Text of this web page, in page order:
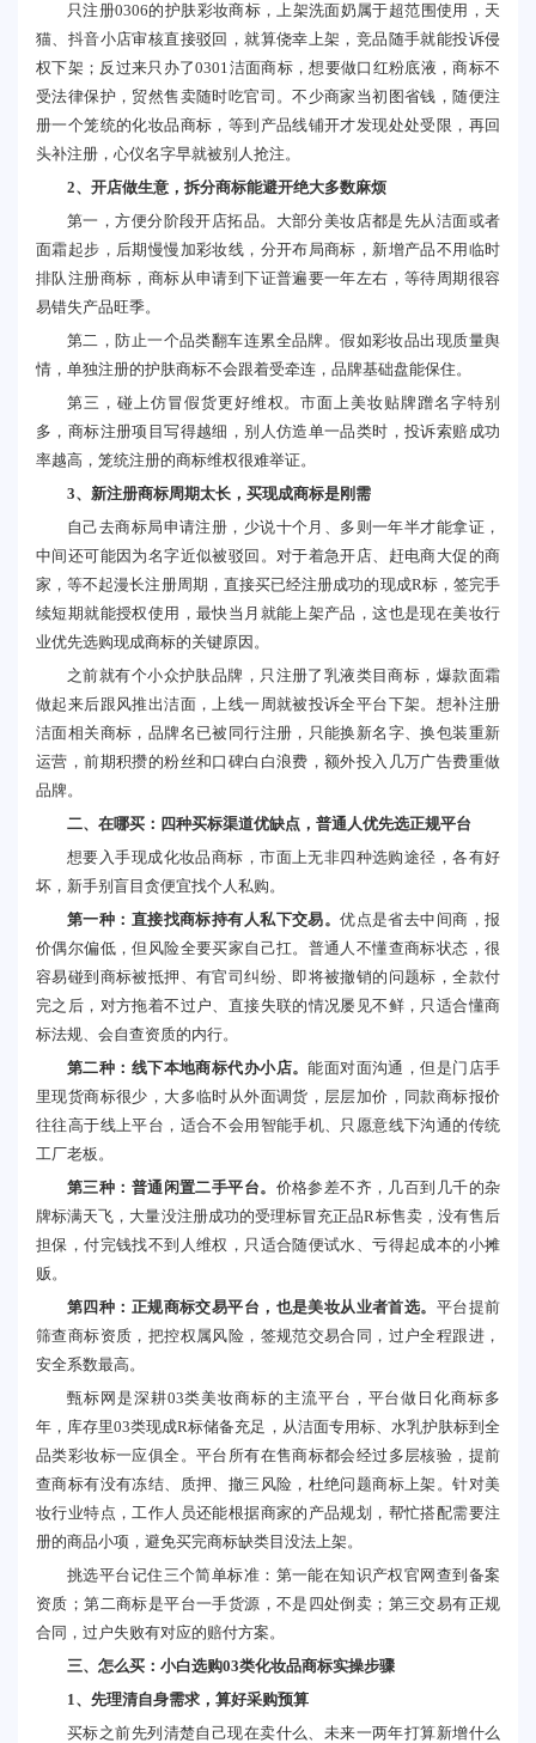
只注册0306的护肤彩妆商标，上架洗面奶属于超范围使用，天
猫、抖音小店审核直接驳回，就算侥幸上架，竞品随手就能投诉侵
权下架；反过来只办了0301洁面商标，想要做口红粉底液，商标不
受法律保护，贸然售卖随时吃官司。不少商家当初图省钱，随便注
册一个笼统的化妆品商标，等到产品线铺开才发现处处受限，再回
头补注册，心仪名字早就被别人抢注。
2、开店做生意，拆分商标能避开绝大多数麻烦
第一，方便分阶段开店拓品。大部分美妆店都是先从洁面或者
面霜起步，后期慢慢加彩妆线，分开布局商标，新增产品不用临时
排队注册商标，商标从申请到下证普遍要一年左右，等待周期很容
易错失产品旺季。
第二，防止一个品类翻车连累全品牌。假如彩妆品出现质量舆
情，单独注册的护肤商标不会跟着受牵连，品牌基础盘能保住。
第三，碰上仿冒假货更好维权。市面上美妆贴牌蹭名字特别
多，商标注册项目写得越细，别人仿造单一品类时，投诉索赔成功
率越高，笼统注册的商标维权很难举证。
3、新注册商标周期太长，买现成商标是刚需
自己去商标局申请注册，少说十个月、多则一年半才能拿证，
中间还可能因为名字近似被驳回。对于着急开店、赶电商大促的商
家，等不起漫长注册周期，直接买已经注册成功的现成R标，签完手
续短期就能授权使用，最快当月就能上架产品，这也是现在美妆行
业优先选购现成商标的关键原因。
之前就有个小众护肤品牌，只注册了乳液类目商标，爆款面霜
做起来后跟风推出洁面，上线一周就被投诉全平台下架。想补注册
洁面相关商标，品牌名已被同行注册，只能换新名字、换包装重新
运营，前期积攒的粉丝和口碑白白浪费，额外投入几万广告费重做
品牌。
二、在哪买：四种买标渠道优缺点，普通人优先选正规平台
想要入手现成化妆品商标，市面上无非四种选购途径，各有好
坏，新手别盲目贪便宜找个人私购。
第一种：直接找商标持有人私下交易。优点是省去中间商，报
价偶尔偏低，但风险全要买家自己扛。普通人不懂查商标状态，很
容易碰到商标被抵押、有官司纠纷、即将被撤销的问题标，全款付
完之后，对方拖着不过户、直接失联的情况屡见不鲜，只适合懂商
标法规、会自查资质的内行。
第二种：线下本地商标代办小店。能面对面沟通，但是门店手
里现货商标很少，大多临时从外面调货，层层加价，同款商标报价
往往高于线上平台，适合不会用智能手机、只愿意线下沟通的传统
工厂老板。
第三种：普通闲置二手平台。 价格参差不齐，几百到几千的杂
牌标满天飞，大量没注册成功的受理标冒充正品R标售卖，没有售后
担保，付完钱找不到人维权，只适合随便试水、亏得起成本的小摊
贩。
第四种：正规商标交易平台，也是美妆从业者首选。 平台提前
筛查商标资质，把控权属风险，签规范交易合同，过户全程跟进，
安全系数最高。
甄标网是深耕03类美妆商标的主流平台，平台做日化商标多
年，库存里03类现成R标储备充足，从洁面专用标、水乳护肤标到全
品类彩妆标一应俱全。平台所有在售商标都会经过多层核验，提前
查商标有没有冻结、质押、撤三风险，杜绝问题商标上架。针对美
妆行业特点，工作人员还能根据商家的产品规划，帮忙搭配需要注
册的商品小项，避免买完商标缺类目没法上架。
挑选平台记住三个简单标准：第一能在知识产权官网查到备案
资质；第二商标是平台一手货源，不是四处倒卖；第三交易有正规
合同，过户失败有对应的赔付方案。
三、怎么买：小白选购03类化妆品商标实操步骤
1、先理清自身需求，算好采购预算
买标之前先列清楚自己现在卖什么、未来一两年打算新增什么